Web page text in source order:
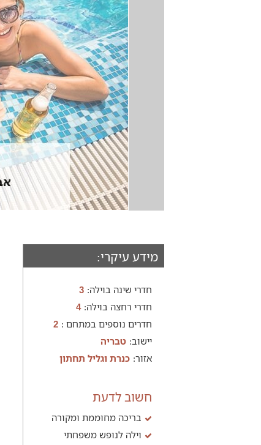
מידע עיקרי:
חדרי שינה בוילה: 3
חדרי רחצה בוילה: 4
חדרים נוספים במתחם : 2
יישוב: טבריה
אזור: כנרת וגליל תחתון
חשוב לדעת
בריכה מחוממת ומקורה
וילה לנופש משפחתי